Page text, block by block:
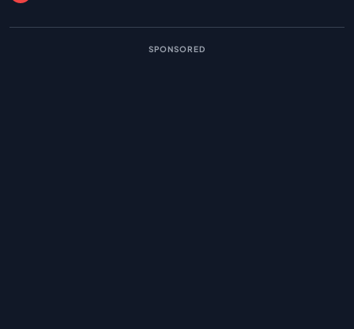
SPONSORED